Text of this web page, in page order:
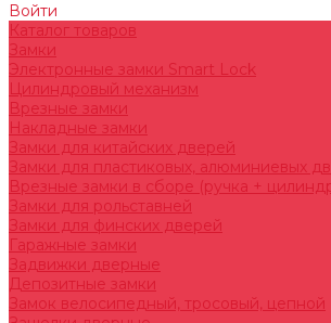
Войти
Каталог товаров
Замки
Электронные замки Smart Lock
Цилиндровый механизм
Врезные замки
Накладные замки
Замки для китайских дверей
Замки для пластиковых, алюминиевых
Врезные замки в сборе (ручка +
Замки для рольставней
Замки для финских дверей
Гаражные замки
Задвижки дверные
Депозитные замки
Замок велосипедный, тросовый, цепной